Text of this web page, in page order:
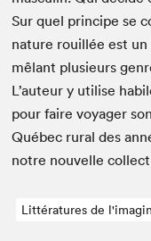
Sur quel principe se
na­ture rouil­lée est
mêlant plusieurs
L’auteur y utilise
pour faire voy­ager
Québec rur­al des
notre nou­velle
Littératures de